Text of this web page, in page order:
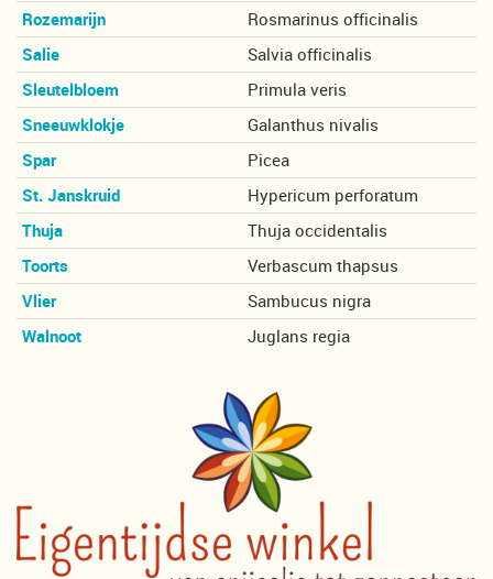
Rozemarijn
Rosmarinus officinalis
Salie
Salvia officinalis
Sleutelbloem
Primula veris
Sneeuwklokje
Galanthus nivalis
Spar
Picea
St. Janskruid
Hypericum perforatum
Thuja
Thuja occidentalis
Toorts
Verbascum thapsus
Vlier
Sambucus nigra
Walnoot
Juglans regia